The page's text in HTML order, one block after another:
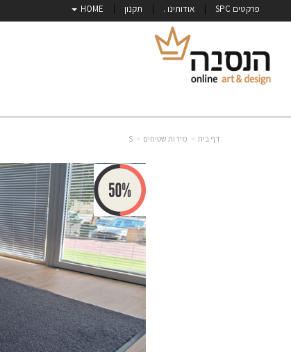
פרקטים SPC אודותינו . תקנון HOME
דף בית מידות שטיחים S